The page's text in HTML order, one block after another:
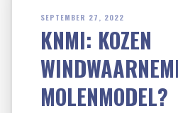
SEPTEMBER 27, 2022
KNMI: KOZEN
MOLENMODEL?